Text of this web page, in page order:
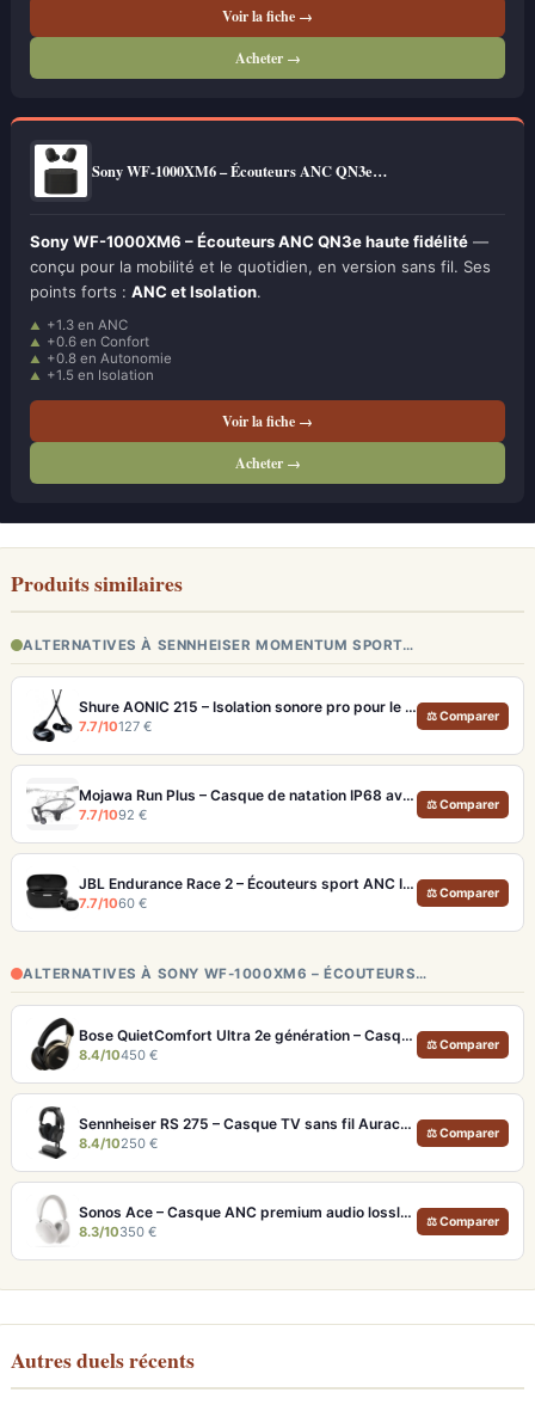
Voir la fiche →
Acheter →
Sony WF-1000XM6 – Écouteurs ANC QN3e…
Sony WF-1000XM6 – Écouteurs ANC QN3e haute fidélité —
conçu pour la mobilité et le quotidien, en version sans fil. Ses
points forts : ANC et Isolation.
+1.3 en ANC
+0.6 en Confort
+0.8 en Autonomie
+1.5 en Isolation
Voir la fiche →
Acheter →
Produits similaires
ALTERNATIVES À SENNHEISER MOMENTUM SPORT…
Shure AONIC 215 – Isolation sonore pro pour le sport et les trajets
7.7/10127 €
⚖ Comparer
Mojawa Run Plus – Casque de natation IP68 avec MP3 32 Go et basses renforcées
7.7/1092 €
⚖ Comparer
JBL Endurance Race 2 – Écouteurs sport ANC IP68 avec maintien TwistLock
7.7/1060 €
⚖ Comparer
ALTERNATIVES À SONY WF-1000XM6 – ÉCOUTEURS…
Bose QuietComfort Ultra 2e génération – Casque ANC premium avec son immersif spatial et 30h d'autonomie
8.4/10450 €
⚖ Comparer
Sennheiser RS 275 – Casque TV sans fil Auracast avec 50h d'autonomie
8.4/10250 €
⚖ Comparer
Sonos Ace – Casque ANC premium audio lossless et Dolby Atmos
8.3/10350 €
⚖ Comparer
Autres duels récents